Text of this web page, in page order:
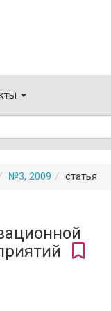
№3, 2009 статья